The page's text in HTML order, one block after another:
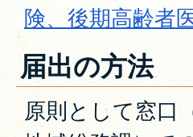
険、後期高齢者
届出の方法
原則として窓口